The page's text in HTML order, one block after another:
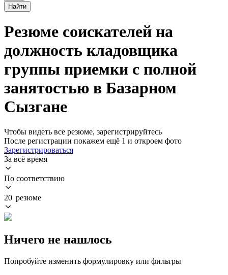
Найти
Резюме соискателей на
должность кладовщика
группы приемки с полной
занятостью в Базарном
Сызгане
Чтобы видеть все резюме, зарегистрируйтесь
После регистрации покажем ещё 1 и откроем фото
Зарегистрироваться
За всё время
По соответствию
20 резюме
Ничего не нашлось
Попробуйте изменить формулировку или фильтры